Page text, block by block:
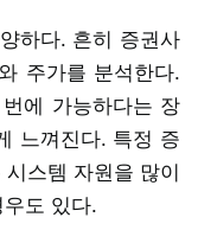
하다. 흔히 증권사
주가를 분석한다.
에 가능하다는 장
느껴진다. 특정 증
스템 자원을 많이
도 있다.